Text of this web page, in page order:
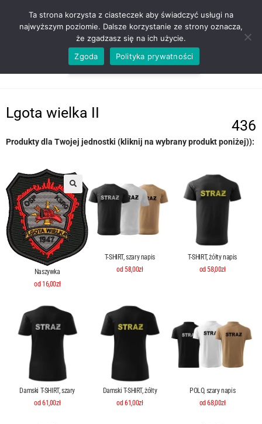
ZADZWOŃ TEL. 600 352 938
Lgota wielka II
436
Produkty dla Twojej jednostki (kliknij na wybrany produkt poniżej)):
Naszywka
od 16,00zł
T-SHIRT, szary napis
od 58,00zł
T-SHIRT, żółty napis
od 58,00zł
Damski T-SHIRT, szary
od 61,00zł
Damski T-SHIRT, żółty
od 61,00zł
POLO, szary napis
od 68,00zł
Ta strona korzysta z ciasteczek aby świadczyć usługi na
najwyższym poziomie. Dalsze korzystanie ze strony oznacza,
że zgadzasz się na ich użycie.
Zgoda
Polityka prywatności